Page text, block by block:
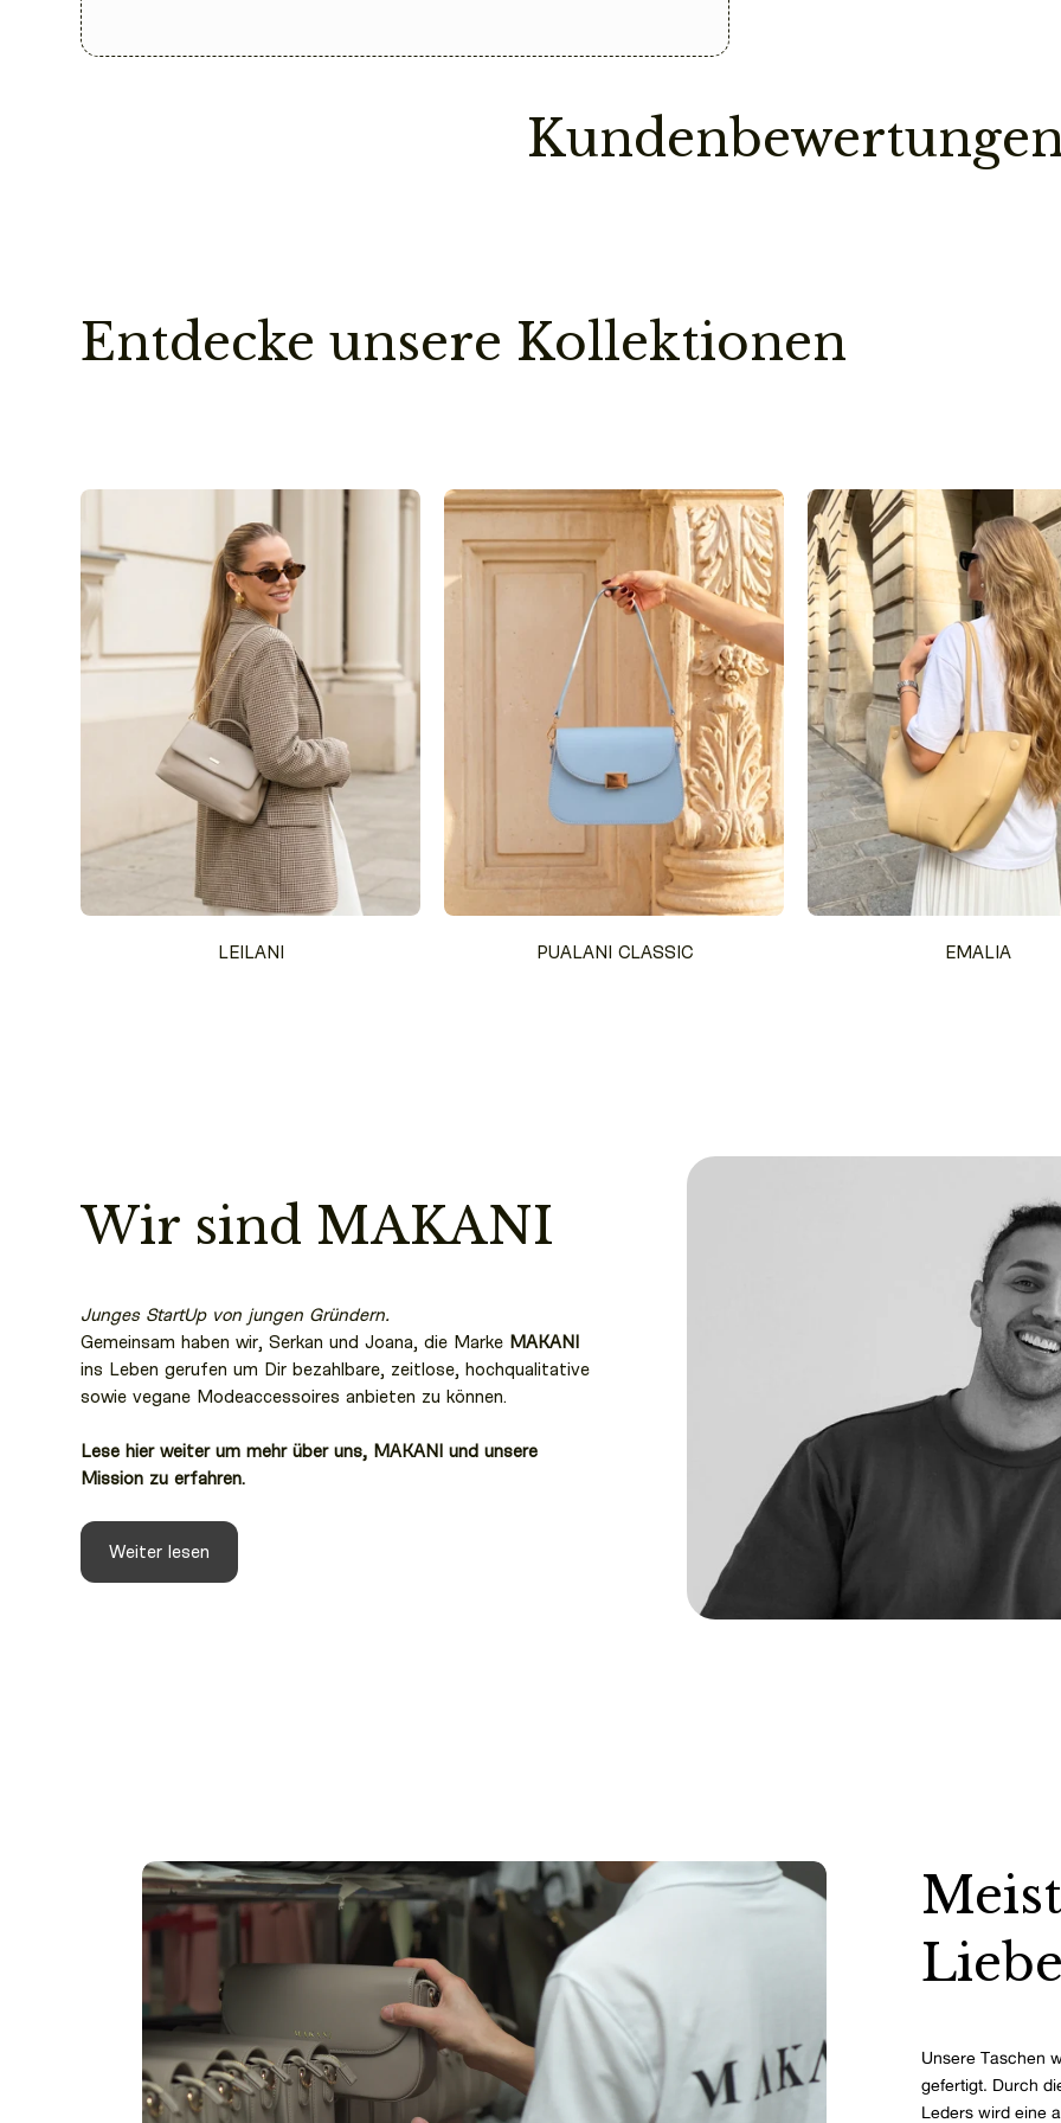
So sparen wir
Entdecke unsere Kollektionen
LEILANI PUALANI CLASSIC EMALIA
Wir sind MAKANI
Junges StartUp von jungen Gründern.
Gemeinsam haben wir, Serkan und Joana, die Marke MAKANI
ins Leben gerufen um Dir bezahlbare, zeitlose, hochqualitative
sowie vegane Modeaccessoires anbieten zu können.
Lese hier weiter um mehr über uns, MAKANI und unsere
Mission zu erfahren.
Weiter lesen
Unsere Taschen
gefertigt. Durch
Leders wird eine